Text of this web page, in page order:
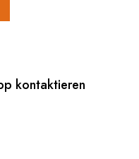
kontaktieren